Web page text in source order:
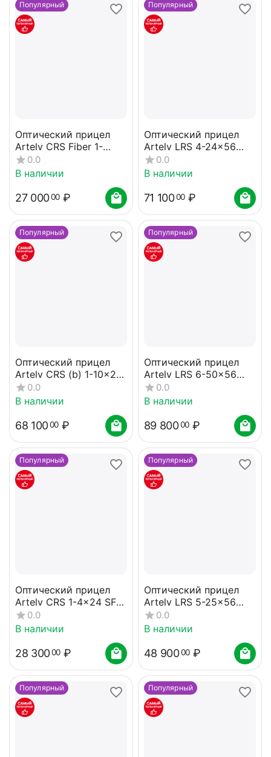
Популярный
Оптический прицел
Artelv CRS Fiber 1-
4x24 SFP 30мм
0.0
В наличии
27 00000 ₽
Популярный
Оптический прицел
Artelv LRS 4-24x56
FFP 34мм
0.0
В наличии
71 10000 ₽
Популярный
Оптический прицел
Artelv CRS (b) 1-10x28
FFP 34мм
0.0
В наличии
68 10000 ₽
Популярный
Оптический прицел
Artelv LRS 6-50x56
FFP 34мм
0.0
В наличии
89 80000 ₽
Популярный
Оптический прицел
Artelv CRS 1-4x24 SFP
30мм
0.0
В наличии
28 30000 ₽
Популярный
Оптический прицел
Artelv LRS 5-25x56
FFP 30мм
0.0
В наличии
48 90000 ₽
Популярный Популярный